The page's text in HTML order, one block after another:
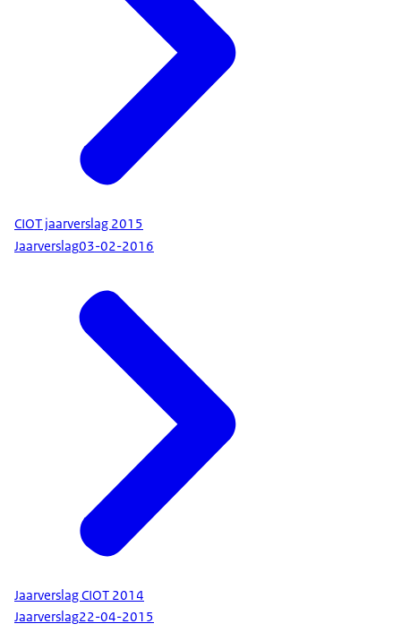
CIOT jaarverslag 2015
Jaarverslag03-02-2016
Jaarverslag CIOT 2014
Jaarverslag22-04-2015